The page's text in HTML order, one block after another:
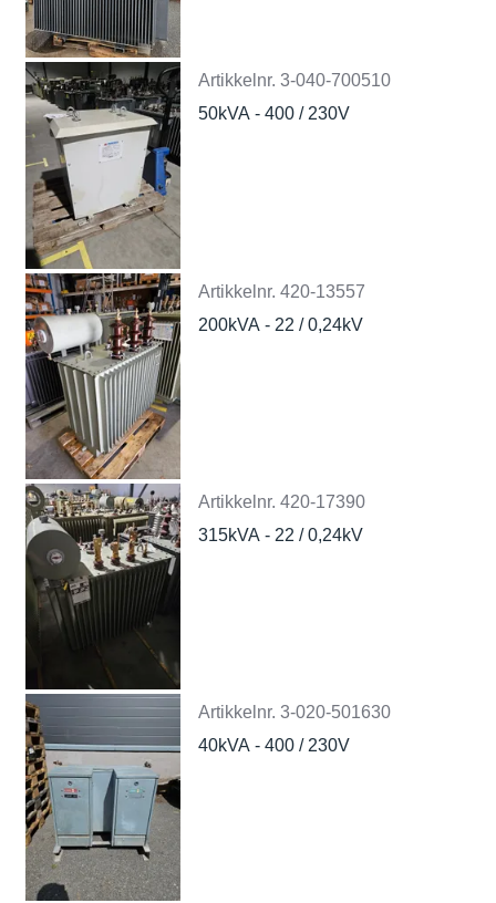
Artikkelnr. 3-040-700510
50kVA - 400 / 230V
Artikkelnr. 420-13557
200kVA - 22 / 0,24kV
Artikkelnr. 420-17390
315kVA - 22 / 0,24kV
Artikkelnr. 3-020-501630
40kVA - 400 / 230V